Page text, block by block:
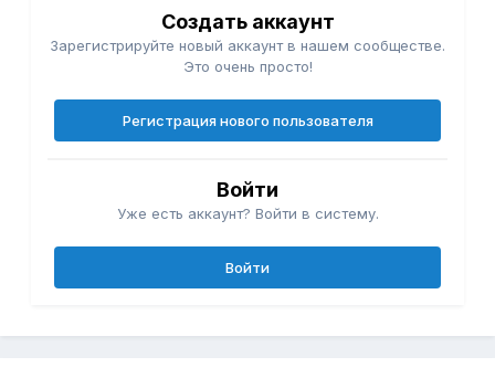
Создать аккаунт
Зарегистрируйте новый аккаунт в нашем сообществе.
Это очень просто!
Регистрация нового пользователя
Войти
Уже есть аккаунт? Войти в систему.
Войти